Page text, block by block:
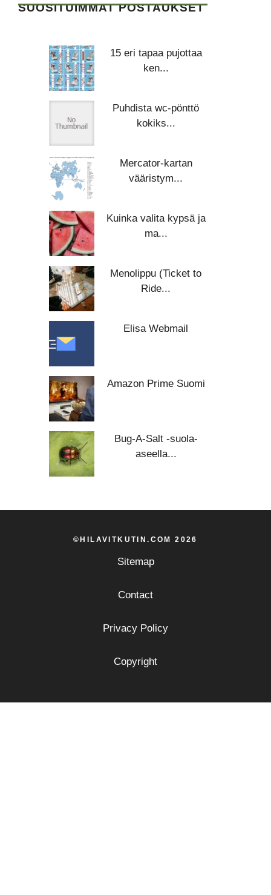
SUOSITUIMMAT POSTAUKSET
15 eri tapaa pujottaa
ken...
Puhdista wc-pönttö
kokiks...
Mercator-kartan
vääristym...
Kuinka valita kypsä ja
ma...
Menolippu (Ticket to
Ride...
Elisa Webmail
Amazon Prime Suomi
Bug-A-Salt -suola-
aseella...
©HILAVITKUTIN.COM 2026
Sitemap
Contact
Privacy Policy
Copyright